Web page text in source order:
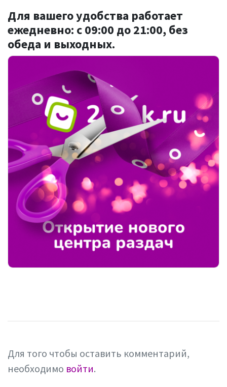
Для вашего удобства работает
ежедневно: с 09:00 до 21:00,без
обеда и выходных.
Для того чтобы оставить комментарий,
необходимо войти.